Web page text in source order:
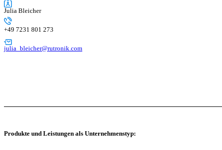
Julia Bleicher
+49 7231 801 273
julia_bleicher@rutronik.com
Produkte und Leistungen als Unternehmenstyp: